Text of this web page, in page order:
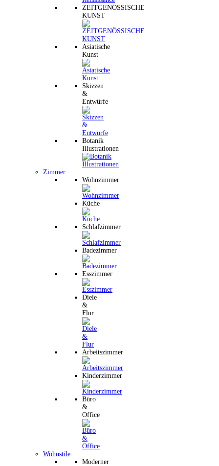
ZEITGENÖSSISCHE
KUNST
Asiatische
Kunst
Skizzen
&
Entwürfe
Botanik
Illustrationen
Zimmer
Wohnzimmer
Küche
Schlafzimmer
Badezimmer
Esszimmer
Diele
&
Flur
Arbeitszimmer
Kinderzimmer
Büro
&
Office
Wohnstile
Moderner